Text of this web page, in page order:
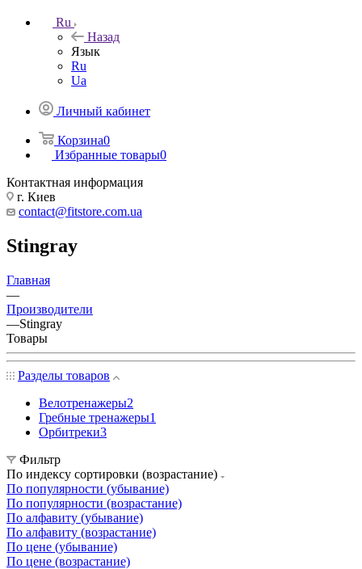
Ru
Назад
Язык
Ru
Ua
Личный кабинет
Корзина0
Избранные товары0
Контактная информация
г. Киев
contact@fitstore.com.ua
Stingray
Главная
—
Производители
—Stingray
Товары
Разделы товаров
Велотренажеры2
Гребные тренажеры1
Орбитреки3
Фильтр
По индексу сортировки (возрастание)
По популярности (убывание)
По популярности (возрастание)
По алфавиту (убывание)
По алфавиту (возрастание)
По цене (убывание)
По цене (возрастание)